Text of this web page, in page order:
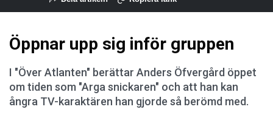
Öppnar upp sig inför gruppen
I "Över Atlanten" berättar Anders Öfvergård öppet
om tiden som "Arga snickaren" och att han kan
ångra TV-karaktären han gjorde så berömd med.